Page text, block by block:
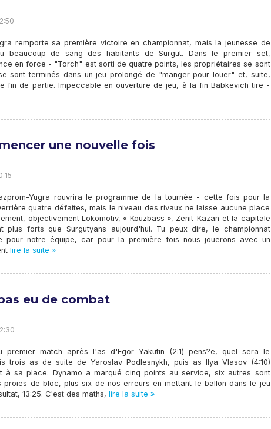
remporte sa première victoire en championnat, mais la jeunesse de
beaucoup de sang des habitants de Surgut. Dans le premier set,
en force - "Torch" est sorti de quatre points, les propriétaires se sont
sont terminés dans un jeu prolongé de "manger pour louer" et, suite,
fin de partie. Impeccable en ouverture de jeu, à la fin Babkevich tire -
une nouvelle fois
Yugra rouvrira le programme de la tournée - cette fois pour la
quatre défaites, mais le niveau des rivaux ne laisse aucune place
objectivement Lokomotiv, « Kouzbass », Zenit-Kazan et la capitale
plus forts que Surgutyans aujourd'hui. Tu peux dire, le championnat
pour notre équipe, car pour la première fois nous jouerons avec un
lire la suite »
eu de combat
premier match après l'as d'Egor Yakutin (2:1) pens?e, quel sera le
trois as de suite de Yaroslav Podlesnykh, puis as Ilya Vlasov (4:10)
à sa place. Dynamo a marqué cinq points au service, six autres sont
proies de bloc, plus six de nos erreurs en mettant le ballon dans le jeu
13:25. C'est des maths, lire la suite »